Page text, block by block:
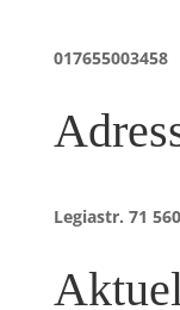
017655003458
Legiastr. 71